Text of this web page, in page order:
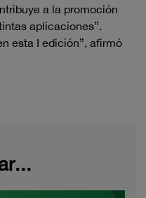
a la promoción
aplicaciones”.
esta I edición”, afirmó